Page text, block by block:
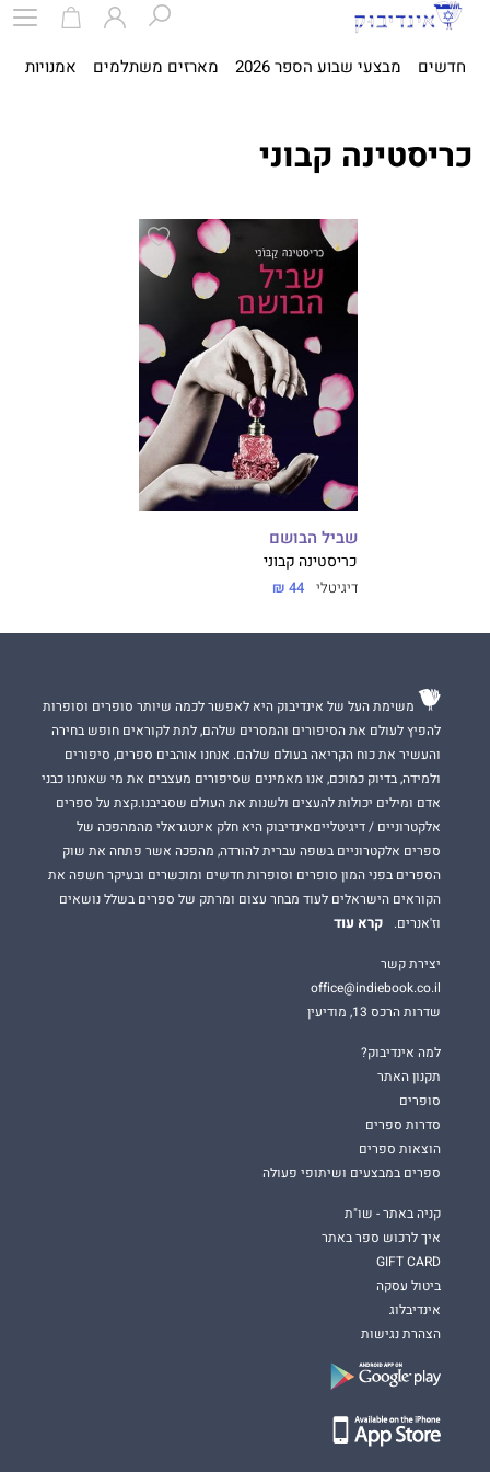
חדשים מבצעי שבוע הספר 2026 מארזים משתלמים אמנויות
כריסטינה קבוני
שביל הבושם
כריסטינה קבוני
דיגיטלי 44 ₪
משימת העל של אינדיבוק היא לאפשר לכמה שיותר סופרים וסופרות
להפיץ לעולם את הסיפורים והמסרים שלהם, לתת לקוראים חופש בחירה
והעשיר את כוח הקריאה בעולם שלהם. אנחנו אוהבים ספרים, סיפורים
ולמידה, בדיוק כמוכם, אנו מאמינים שסיפורים מעצבים את מי שאנחנו כבני
אדם ומילים יכולות להעצים ולשנות את העולם שסביבנו.קצת על ספרים
אלקטרוניים / דיגיטלייםאינדיבוק היא חלק אינטגראלי מהמהפכה של
ספרים אלקטרוניים בשפה עברית להורדה, מהפכה אשר פתחה את שוק
הספרים בפני המון סופרים וסופרות חדשים ומוכשרים ובעיקר חשפה את
הקוראים הישראלים לעוד מבחר עצום ומרתק של ספרים בשלל נושאים
וז'אנרים.
קרא עוד
יצירת קשר
office@indiebook.co.il
שדרות הרכס 13, מודיעין
למה אינדיבוק?
תקנון האתר
סופרים
סדרות ספרים
הוצאות ספרים
ספרים במבצעים ושיתופי פעולה
קניה באתר - שו"ת
איך לרכוש ספר באתר
GIFT CARD
ביטול עסקה
אינדיבלוג
הצהרת נגישות